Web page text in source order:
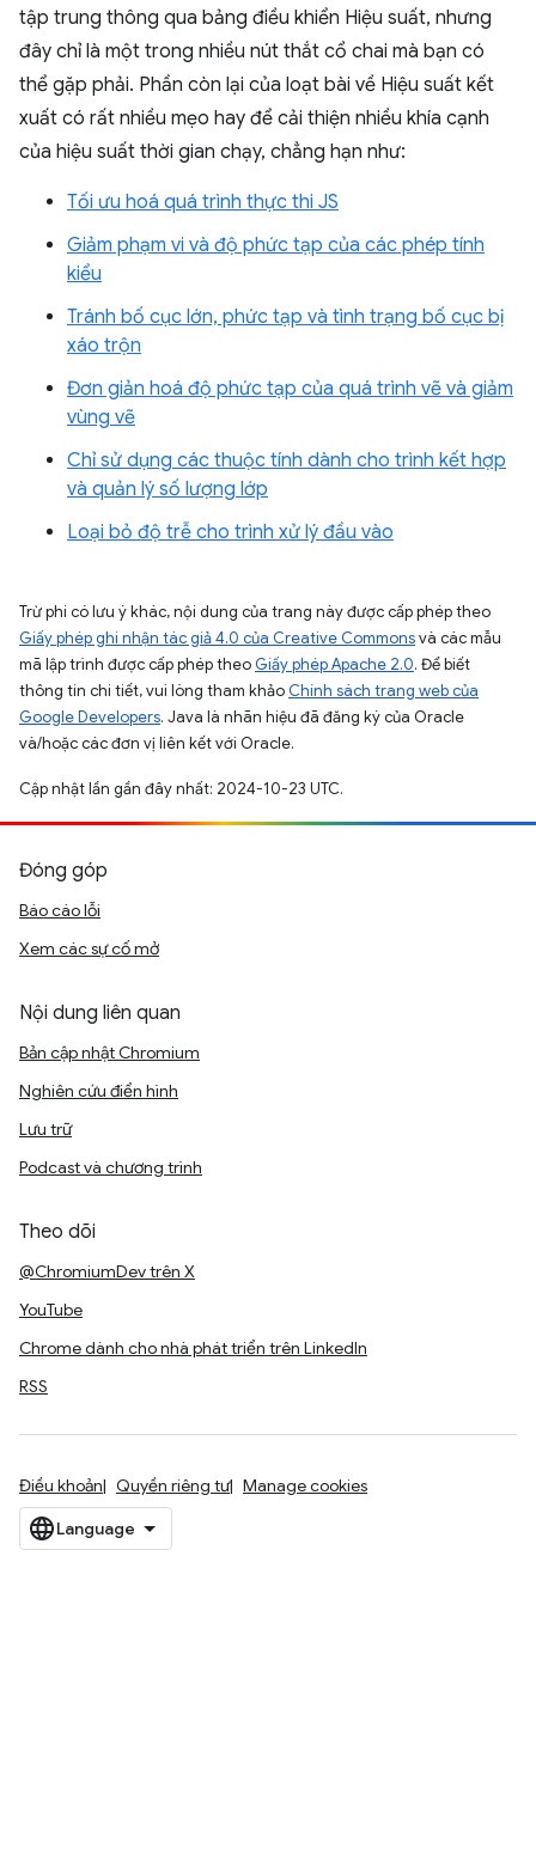
tập trung thông qua bảng điều khiển Hiệu suất, nhưng
đây chỉ là một trong nhiều nút thắt cổ chai mà bạn có
thể gặp phải. Phần còn lại của loạt bài về Hiệu suất kết
xuất có rất nhiều mẹo hay để cải thiện nhiều khía cạnh
của hiệu suất thời gian chạy, chẳng hạn như:
Tối ưu hoá quá trình thực thi JS
Giảm phạm vi và độ phức tạp của các phép tính
kiểu
Tránh bố cục lớn, phức tạp và tình trạng bố cục bị
xáo trộn
Đơn giản hoá độ phức tạp của quá trình vẽ và giảm
vùng vẽ
Chỉ sử dụng các thuộc tính dành cho trình kết hợp
và quản lý số lượng lớp
Loại bỏ độ trễ cho trình xử lý đầu vào
Trừ phi có lưu ý khác, nội dung của trang này được cấp phép theo
Giấy phép ghi nhận tác giả 4.0 của Creative Commonsvà các mẫu
mã lập trình được cấp phép theo Giấy phép Apache 2.0. Để biết
thông tin chi tiết, vui lòng tham khảo Chính sách trang web của
Google Developers. Java là nhãn hiệu đã đăng ký của Oracle
và/hoặc các đơn vị liên kết với Oracle.
Cập nhật lần gần đây nhất: 2024-10-23 UTC.
Đóng góp
Báo cáo lỗi
Xem các sự cố mở
Nội dung liên quan
Bản cập nhật Chromium
Nghiên cứu điển hình
Lưu trữ
Podcast và chương trình
Theo dõi
@ChromiumDev trên X
YouTube
Chrome dành cho nhà phát triển trên LinkedIn
RSS
Điều khoản Quyền riêng tư Manage cookies